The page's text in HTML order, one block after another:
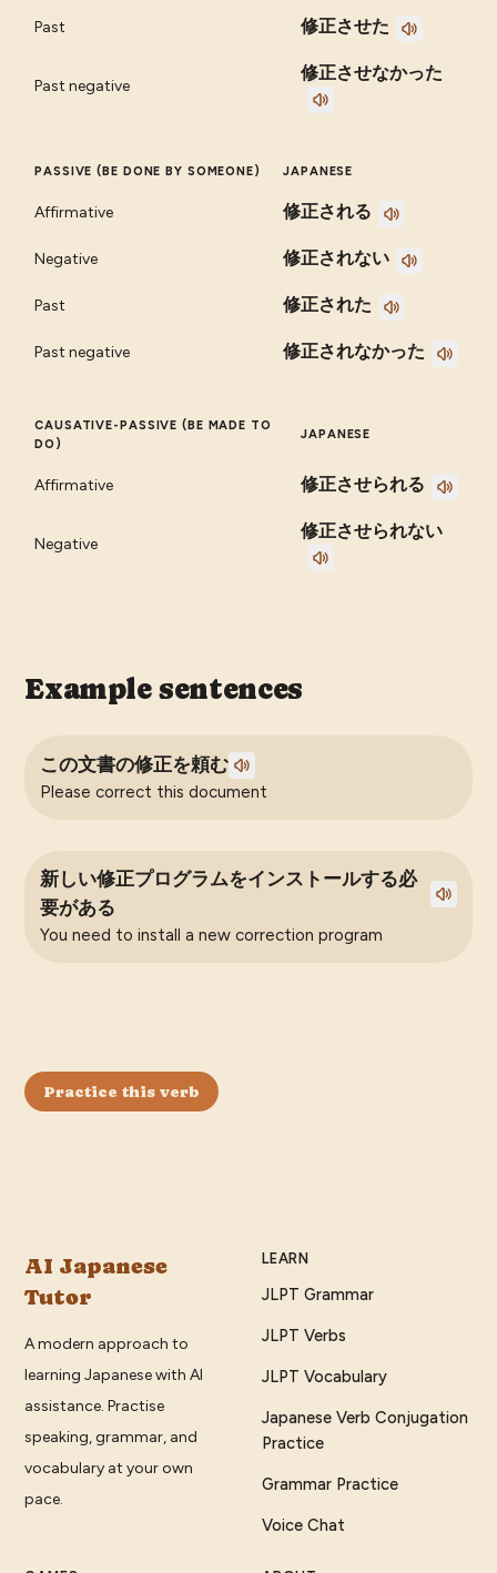
Past 修正させた
Past negative
修正させなかった
PASSIVE (BE DONE BY SOMEONE) JAPANESE
Affirmative 修正される
Negative 修正されない
Past 修正された
Past negative 修正されなかった
CAUSATIVE-PASSIVE (BE MADE TO
DO)
JAPANESE
Affirmative 修正させられる
Negative
修正させられない
Example sentences
この文書の修正を頼む
Please correct this document
新しい修正プログラムをインストールする必
要がある
You need to install a new correction program
Practice this verb
AI Japanese
Tutor
A modern approach to
learning Japanese with AI
assistance. Practise
speaking, grammar, and
vocabulary at your own
pace.
LEARN
JLPT Grammar
JLPT Verbs
JLPT Vocabulary
Japanese Verb Conjugation
Practice
Grammar Practice
Voice Chat